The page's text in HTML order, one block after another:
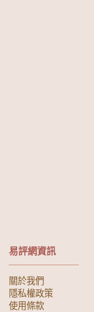
易評網資訊
關於我們
隱私權政策
使用條款